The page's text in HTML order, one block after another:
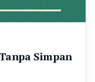
Simpan